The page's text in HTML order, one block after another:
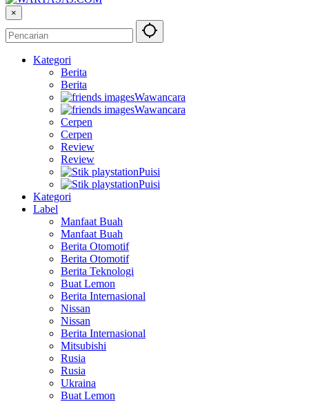
×
Kategori
Berita
Berita
Wawancara
Wawancara
Cerpen
Cerpen
Review
Review
Puisi
Puisi
Kategori
Label
Manfaat Buah
Manfaat Buah
Berita Otomotif
Berita Otomotif
Berita Teknologi
Buat Lemon
Berita Internasional
Nissan
Nissan
Berita Internasional
Mitsubishi
Rusia
Rusia
Ukraina
Buat Lemon